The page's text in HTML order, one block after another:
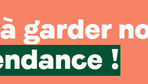
garder
!